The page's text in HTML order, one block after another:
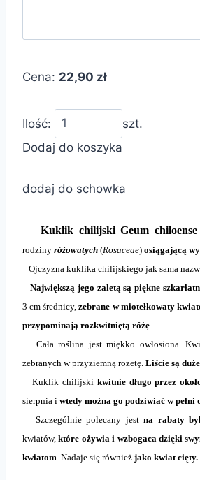
Cena: 22,90 zł
Ilość:
szt.
Dodaj do koszyka
dodaj do schowka
Kuklik chilijski Geum chiloense
rodziny różowatych (Rosaceae) osiągającą
Ojczyzna kuklika chilijskiego jak sama
Największą jego zaletą są piękne
3 cm średnicy,zebrane w miotełkowaty
przypominają rozkwitniętą różę.
Cała roślina jest miękko owłosiona.
zebranych w przyziemną rozetę. Liście są
Kuklik chilijski kwitnie długo przez
sierpnia i wtedy można go podziwiać w pełni
Szczególnie polecany jestna rabaty
kwiatów,które ożywia i wzbogaca dzięki
kwiatom. Nadaje się również jako kwiat cięty.